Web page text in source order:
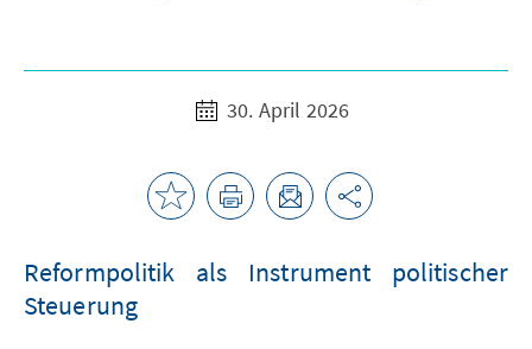
30. April 2026
Reformpolitik als Instrument politischer
Steuerung